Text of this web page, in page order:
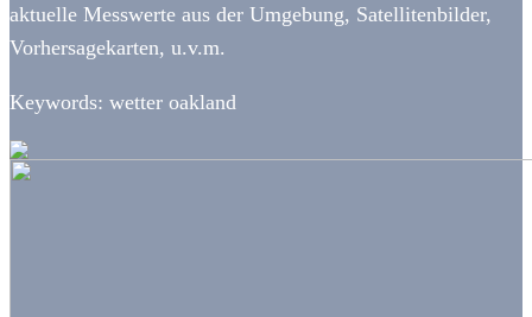
aktuelle Messwerte aus der Umgebung, Satellitenbilder,
Vorhersagekarten, u.v.m.
Keywords: wetter oakland